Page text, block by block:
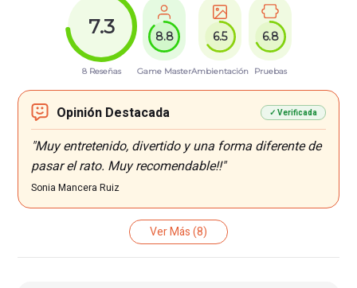
7.3
8 Reseñas
8.8
Game Master
6.5
Ambientación
6.8
Pruebas
Opinión Destacada ✓ Verificada
"Muy entretenido, divertido y una forma diferente de
pasar el rato. Muy recomendable!!"
Sonia Mancera Ruiz
Ver Más(8)